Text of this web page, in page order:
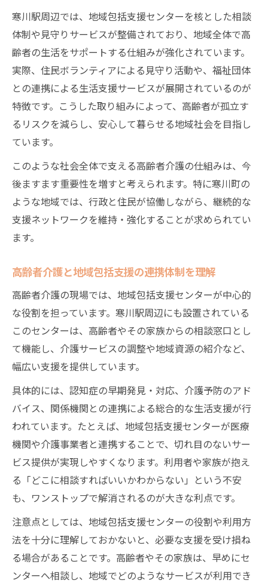
寒川駅周辺では、地域包括支援センターを核とした相談
体制や見守りサービスが整備されており、地域全体で高
齢者の生活をサポートする仕組みが強化されています。
実際、住民ボランティアによる見守り活動や、福祉団体
との連携による生活支援サービスが展開されているのが
特徴です。こうした取り組みによって、高齢者が孤立す
るリスクを減らし、安心して暮らせる地域社会を目指し
ています。
このような社会全体で支える高齢者介護の仕組みは、今
後ますます重要性を増すと考えられます。特に寒川町の
ような地域では、行政と住民が協働しながら、継続的な
支援ネットワークを維持・強化することが求められてい
ます。
高齢者介護と地域包括支援の連携体制を理解
高齢者介護の現場では、地域包括支援センターが中心的
な役割を担っています。寒川駅周辺にも設置されている
このセンターは、高齢者やその家族からの相談窓口とし
て機能し、介護サービスの調整や地域資源の紹介など、
幅広い支援を提供しています。
具体的には、認知症の早期発見・対応、介護予防のアド
バイス、関係機関との連携による総合的な生活支援が行
われています。たとえば、地域包括支援センターが医療
機関や介護事業者と連携することで、切れ目のないサー
ビス提供が実現しやすくなります。利用者や家族が抱え
る「どこに相談すればいいかわからない」という不安
も、ワンストップで解消されるのが大きな利点です。
注意点としては、地域包括支援センターの役割や利用方
法を十分に理解しておかないと、必要な支援を受け損ね
る場合があることです。高齢者やその家族は、早めにセ
ンターへ相談し、地域でどのようなサービスが利用でき